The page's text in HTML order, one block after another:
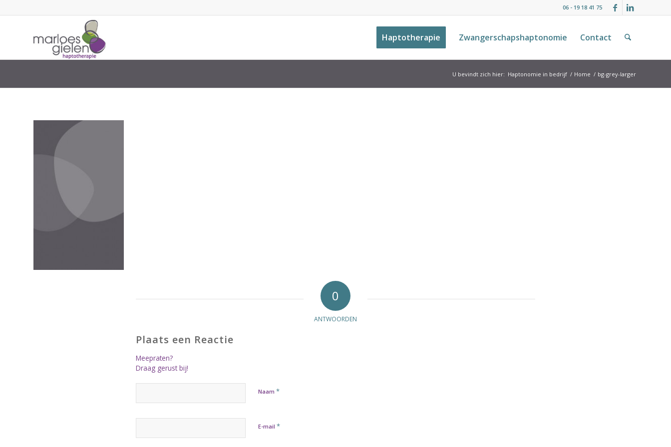
06 - 19 18 41 75
Haptotherapie Zwangerschapshaptonomie Contact
U bevindt zich hier: Haptonomie in bedrijf / Home / bg-grey-larger
0
ANTWOORDEN
Plaats een Reactie
Meepraten?
Draag gerust bij!
Naam *
E-mail *